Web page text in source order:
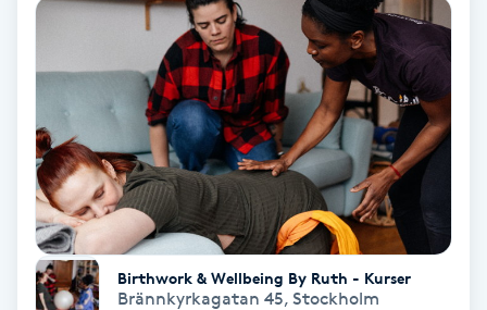
Brynformning
Brynfärgning
Brynplockning
Bröllopsuppsättning
Celluliter Birthwork & Wellbeing By Ruth - Kurser
Brännkyrkagatan 45, Stockholm